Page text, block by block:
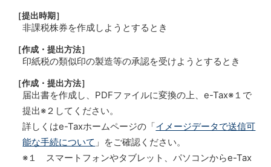
［提出時期］
非課税株券を作成しようとするとき
［作成・提出方法］
印紙税の類似印の製造等の承認を受けようとするとき
［作成・提出方法］
届出書を作成し、PDFファイルに変換の上、e-Tax※１で
提出※２してください。
詳しくはe-Taxホームページの「イメージデータで送信可
能な手続について 」をご確認ください。
※１ スマートフォンやタブレット、パソコンからe-Tax